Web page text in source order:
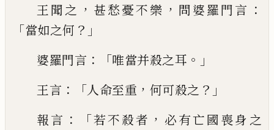
王聞之 ， 甚愁憂不樂 ， 問婆羅門言 ：
「當如之何 ？」
婆羅門言 ：「唯當并殺之耳 。」
王言 ：「人命至重 ， 何可殺之 ？」
報言 ：「若不殺者 ， 必有亡國喪身之